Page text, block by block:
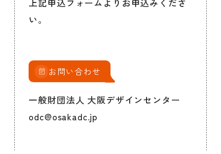
い。
お問い合わせ
一般財団法人 大阪デザインセンター
odc@osakadc.jp